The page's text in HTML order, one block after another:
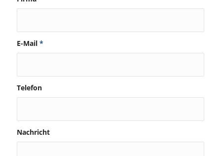
E-Mail *
Telefon
Nachricht